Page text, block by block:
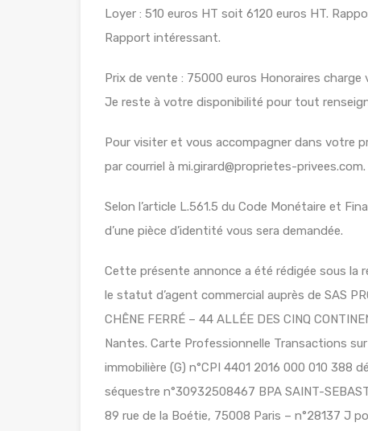
Loyer : 510 euros HT soit 6120 euros HT.
Rapport intéressant.
Prix de vente : 75000 euros Honoraires charge
Je reste à votre disponibilité pour tout
Pour visiter et vous accompagner dans votre
par courriel à mi.girard@proprietes-privees.com.
Selon l’article L.561.5 du Code Monétaire et
d’une pièce d’identité vous sera demandée.
Cette présente annonce a été rédigée sous la
le statut d’agent commercial auprès de SAS
CHÊNE FERRÉ – 44 ALLÉE DES CINQ
Nantes. Carte Professionnelle Transactions
immobilière (G) n°CPI 4401 2016 000 010 388
séquestre n°30932508467 BPA SAINT-
89 rue de la Boétie, 75008 Paris – n°28137 J